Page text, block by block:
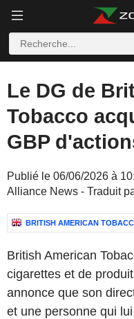
Le DG de
Tobacco
GBP
Publié le 06/06/2026 à
Alliance News - Traduit
BRITISH AMERICAN
British American
cigarettes et de
annonce que son
et une personne qui